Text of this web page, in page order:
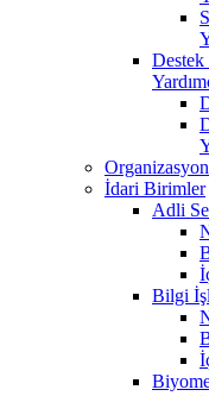
Organizasyon
İdari Birimler
Adli
Bilgi